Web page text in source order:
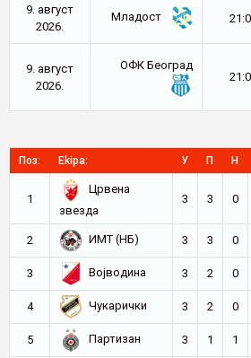
9. август
2026.
Младост
9. август
2026.
ОФК Београд
Поз: Ekipa: У П Н
1
Црвена
звезда
3 3 0
2 ИМТ (НБ) 3 3 0
3 Војводина 3 2 0
4 Чукарички 3 2 0
5 Партизан 3 1 1